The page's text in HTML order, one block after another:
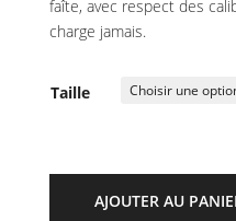
faîte, avec respect des
charge jamais.
Taille
AJOUTER AU